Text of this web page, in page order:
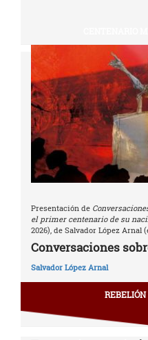
Presentación de
el primer centenario de su
2026), de Salvador López Arnal
Conversaciones
Salvador López Arnal